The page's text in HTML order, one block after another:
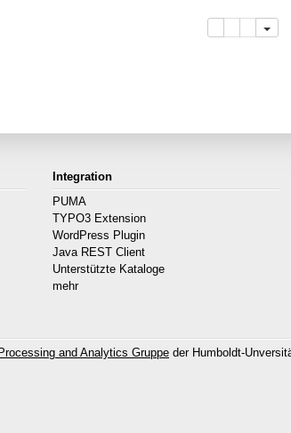
LöschenDiese
Integration
PUMA
TYPO3 Extension
WordPress Plugin
Java REST Client
Unterstützte Kataloge
mehr
and Analytics Gruppe der Humboldt-